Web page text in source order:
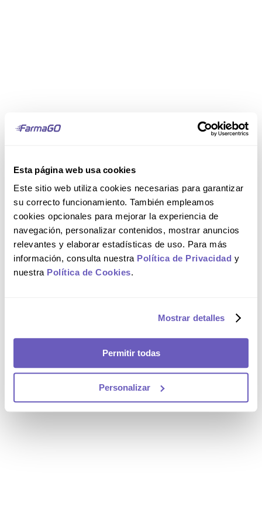
Esta página web usa cookies
Este sitio web utiliza cookies necesarias para garantizar
su correcto funcionamiento. También empleamos
cookies opcionales para mejorar la experiencia de
navegación, personalizar contenidos, mostrar anuncios
relevantes y elaborar estadísticas de uso. Para más
información, consulta nuestra Política de Privacidad y
nuestra Política de Cookies.
Mostrar detalles
Permitir todas
Personalizar